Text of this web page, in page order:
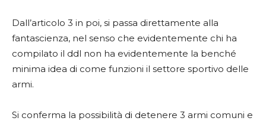
Dall’articolo 3 in poi, si passa direttamente alla
fantascienza, nel senso che evidentemente chi ha
compilato il ddl non ha evidentemente la benché
minima idea di come funzioni il settore sportivo delle
armi.
Si conferma la possibilità di detenere 3 armi comuni e